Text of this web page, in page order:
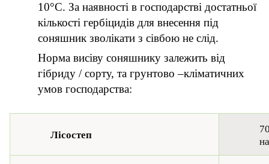
10°С. За наявності в господарстві достатньої
кількості гербіцидів для внесення під
соняшник зволікати з сівбою не слід.
Норма висіву соняшнику залежить від
гібриду / сорту, та грунтово –кліматичних
умов господарства:
Лісостеп